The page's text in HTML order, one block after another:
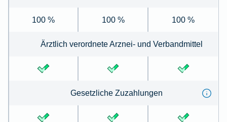
100 % 100 % 100 %
Ärztlich verordnete Arznei- und Verbandmittel
Gesetzliche Zuzahlungen